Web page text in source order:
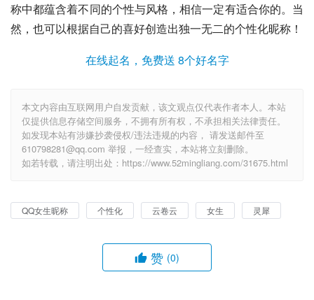
称中都蕴含着不同的个性与风格，相信一定有适合你的。当
然，也可以根据自己的喜好创造出独一无二的个性化昵称！
在线起名，免费送 8个好名字
本文内容由互联网用户自发贡献，该文观点仅代表作者本人。本站
仅提供信息存储空间服务，不拥有所有权，不承担相关法律责任。
如发现本站有涉嫌抄袭侵权/违法违规的内容， 请发送邮件至
610798281@qq.com 举报，一经查实，本站将立刻删除。
如若转载，请注明出处：https://www.52mingliang.com/31675.html
QQ女生昵称 个性化 云卷云 女生 灵犀
赞 (0)